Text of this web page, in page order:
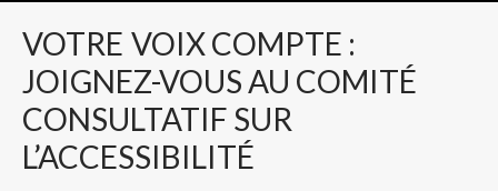
VOTRE VOIX COMPTE :
JOIGNEZ-VOUS AU COMITÉ
CONSULTATIF SUR
L’ACCESSIBILITÉ